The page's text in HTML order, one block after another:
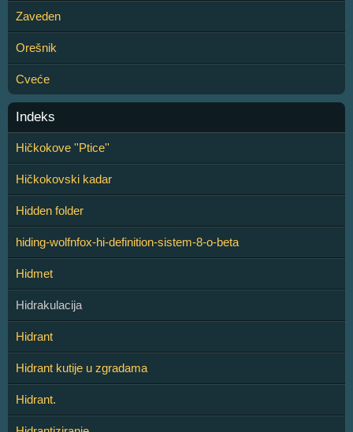
Zaveden
Orešnik
Cveće
Indeks
Hičkokove ''Ptice''
Hičkokovski kadar
Hidden folder
hiding-wolfnfox-hi-definition-sistem-8-o-beta
Hidmet
Hidrakulacija
Hidrant
Hidrant kutije u zgradama
Hidrant.